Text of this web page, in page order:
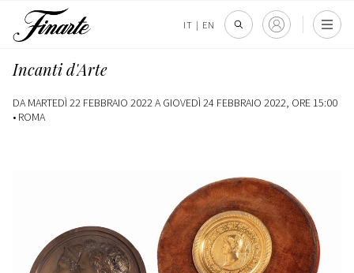
IT | EN
Incanti d'Arte
DA MARTEDÌ 22 FEBBRAIO 2022 A GIOVEDÌ 24 FEBBRAIO 2022, ORE 15:00
• ROMA